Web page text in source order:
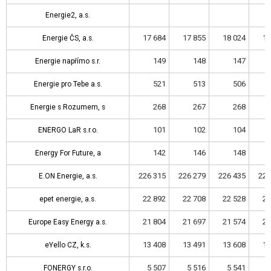
Energie2, a.s.
Energie ČS, a.s. 17 684 17 855 18 024
Energie napřímo s.r. 149 148 147
Energie pro Tebe a.s. 521 513 506
Energie s Rozumem, s 268 267 268
ENERGO LaR s.r.o. 101 102 104
Energy For Future, a 142 146 148
E.ON Energie, a.s. 226 315 226 279 226 435
epet energie, a.s. 22 892 22 708 22 528
Europe Easy Energy a.s. 21 804 21 697 21 574
eYello CZ, k.s. 13 408 13 491 13 608
FONERGY s.r.o. 5 507 5 516 5 541
Energie2, a.s.
Energie ČS, a.s.
Energie napřímo s.r.
Energie pro Tebe a.s.
Energie s Rozumem, s
ENERGO LaR s.r.o.
Energy For Future, a
E.ON Energie, a.s.
epet energie, a.s.
Europe Easy Energy a.s.
eYello CZ, k.s.
FONERGY s.r.o.